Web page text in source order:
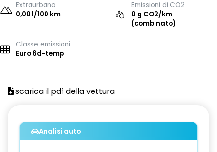
Extraurbano
0,00 l/100 km
Emissioni di CO2
0 g CO2/km
(combinato)
Classe emissioni
Euro 6d-temp
scarica il pdf della vettura
Analisi auto